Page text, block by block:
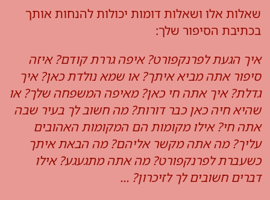
שאלות אלו ושאלות דומות יכולות להנחות אותך
בכתיבת הסיפור שלך:
איך הגעת לפרנקפורט? איפה גררת קודם? איזה
סיפור אתה מביא איתך? או שמא נולדת כאן? איך
גדלת? איך אתה חי כאן? מאיפה המשפחה שלך? או
שהיא חיה כאן כבר דורות? מה חשוב לך בעיר שבה
אתה חי? אילו מקומות הם המקומות האהובים
עליך? מה אתה מקשר אליהם? מה הבאת איתך
כשעברת לפרנקפורט? מה אתה מתגעגע? אילו
דברים חשובים לך לזיכרון? ...